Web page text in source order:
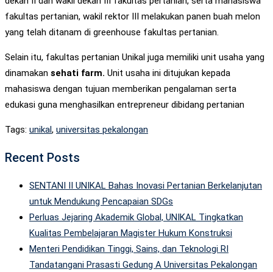
fakultas pertanian, wakil rektor III melakukan panen buah melon
yang telah ditanam di greenhouse fakultas pertanian.
Selain itu, fakultas pertanian Unikal juga memiliki unit usaha yang
dinamakan sehati farm. Unit usaha ini ditujukan kepada
mahasiswa dengan tujuan memberikan pengalaman serta
edukasi guna menghasilkan entrepreneur dibidang pertanian
Tags: unikal, universitas pekalongan
Recent Posts
SENTANI II UNIKAL Bahas Inovasi Pertanian Berkelanjutan
untuk Mendukung Pencapaian SDGs
Perluas Jejaring Akademik Global, UNIKAL Tingkatkan
Kualitas Pembelajaran Magister Hukum Konstruksi
Menteri Pendidikan Tinggi, Sains, dan Teknologi RI
Tandatangani Prasasti Gedung A Universitas Pekalongan